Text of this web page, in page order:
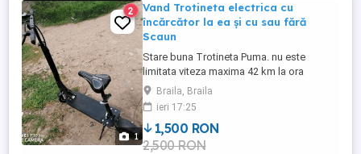
1
2
Vand Trotineta electrica cu
încărcător la ea și cu sau fără
Scaun
Stare buna Trotineta Puma. nu este
limitata viteza maxima 42 km la ora
Autonomie de. 45 km parcurși cu o
singură încărcare Suporta o greutate de
120 Kg Folosita de cate va ori 500 km
acumulați Prețul este de 1500 de roni
pentru Trotineta cu încărcător la ea Nu
Braila, Braila
ieri 17:25
1,500 RON
2,500 RON